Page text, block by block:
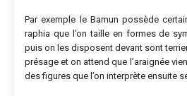
Par exemple le Bamun possède
raphia que l’on taille en formes de
puis on les disposent devant sont
présage et on attend que l’araignée
des figures que l’on interprète ensuite